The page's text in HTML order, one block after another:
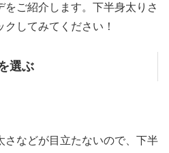
ご紹介します。下半身太りさ
してみてください！
選ぶ
さなどが目立たないので、下半